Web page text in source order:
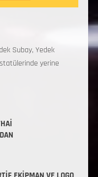
Subay, Yedek
yerine